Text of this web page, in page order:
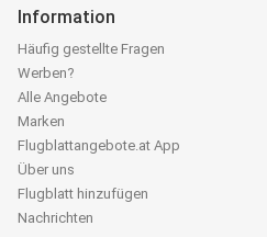
Information
Häufig gestellte Fragen
Werben?
Alle Angebote
Marken
Flugblattangebote.at App
Über uns
Flugblatt hinzufügen
Nachrichten